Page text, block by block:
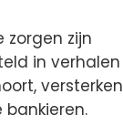
zorgen zijn
in verhalen
versterken